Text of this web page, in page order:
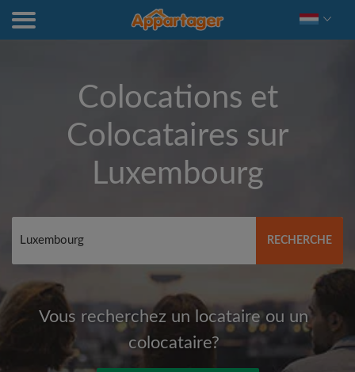
Colocations et
Colocataires sur
Luxembourg
RECHERCHE
Vous recherchez un locataire ou un
colocataire?